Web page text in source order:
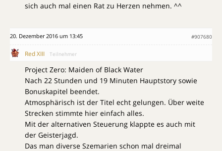
sich auch mal einen Rat zu Herzen nehmen. ^^
20. Dezember 2016 um 13:45 #907680
Red XIII Teilnehmer
Project Zero: Maiden of Black Water
Nach 22 Stunden und 19 Minuten Hauptstory sowie
Bonuskapitel beendet.
Atmosphärisch ist der Titel echt gelungen. Über weite
Strecken stimmte hier einfach alles.
Mit der alternativen Steuerung klappte es auch mit
der Geisterjagd.
Das man diverse Szemarien schon mal dreimal